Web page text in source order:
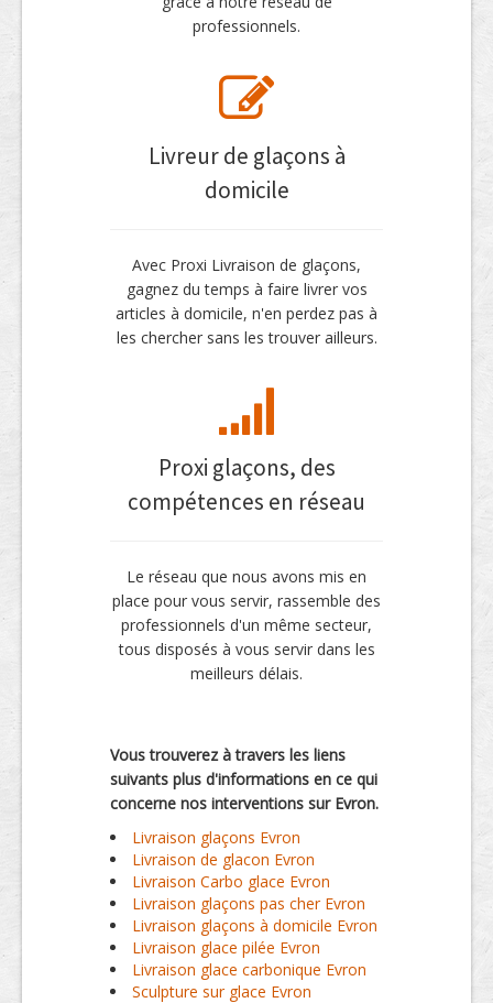
professionnels.
Livreur de glaçons à
domicile
Avec Proxi Livraison de glaçons,
gagnez du temps à faire livrer vos
articles à domicile, n'en perdez pas à
les chercher sans les trouver ailleurs.
Proxi glaçons, des
compétences en réseau
Le réseau que nous avons mis en
place pour vous servir, rassemble des
professionnels d'un même secteur,
tous disposés à vous servir dans les
meilleurs délais.
Vous trouverez à travers les liens
suivants plus d'informations en ce qui
concerne nos interventions sur Evron.
Livraison glaçons Evron
Livraison de glacon Evron
Livraison Carbo glace Evron
Livraison glaçons pas cher Evron
Livraison glaçons à domicile Evron
Livraison glace pilée Evron
Livraison glace carbonique Evron
Sculpture sur glace Evron